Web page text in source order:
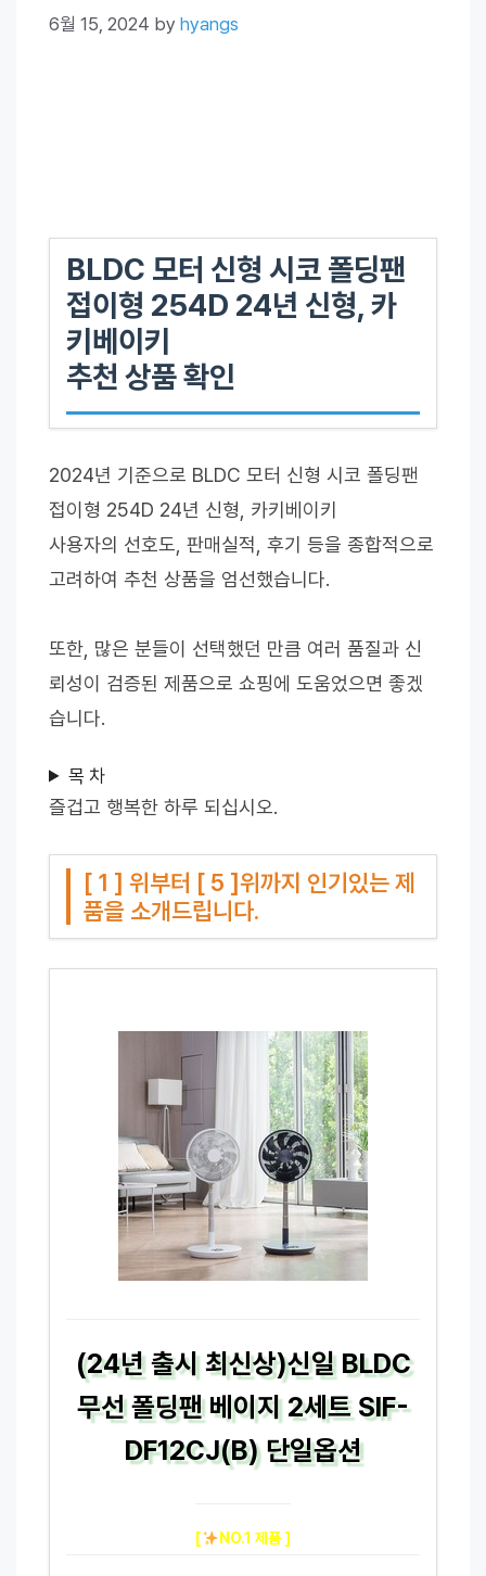
6월 15, 2024 by hyangs
BLDC 모터 신형 시코 폴딩팬
접이형 254D 24년 신형, 카
키베이키
추천 상품 확인
2024년 기준으로 BLDC 모터 신형 시코 폴딩팬
접이형 254D 24년 신형, 카키베이키
사용자의 선호도, 판매실적, 후기 등을 종합적으로
고려하여 추천 상품을 엄선했습니다.
또한, 많은 분들이 선택했던 만큼 여러 품질과 신
뢰성이 검증된 제품으로 쇼핑에 도움었으면 좋겠
습니다.
목 차
즐겁고 행복한 하루 되십시오.
[ 1 ] 위부터 [ 5 ]위까지 인기있는 제
품을 소개드립니다.
(24년 출시 최신상)신일 BLDC
무선 폴딩팬 베이지 2세트 SIF-
DF12CJ(B) 단일옵션
[ NO.1 제품 ]